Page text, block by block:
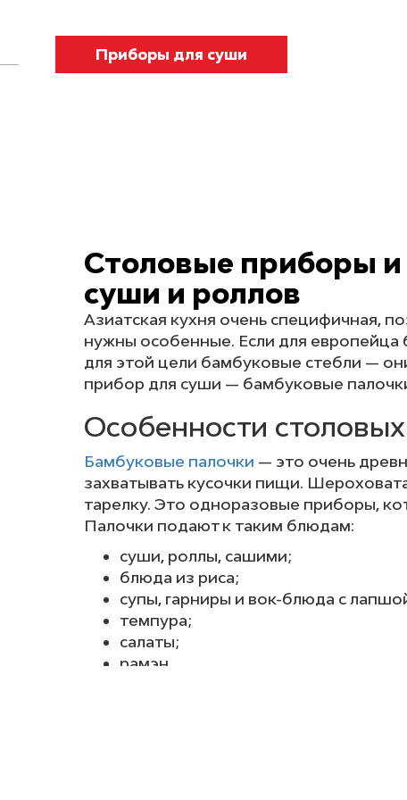
Столовые приборы
суши и роллов
Азиатская кухня очень специфичная,
нужны особенные. Если для европейца
для этой цели бамбуковые стебли —
прибор для суши — бамбуковые
Особенности
Бамбуковые палочки — это очень
захватывать кусочки пищи.
тарелку. Это одноразовые приборы,
Палочки подают к таким блюдам:
суши, роллы, сашими;
блюда из риса;
супы, гарниры и вок-блюда с
темпура;
салаты;
рамэн.
Приборы для суши